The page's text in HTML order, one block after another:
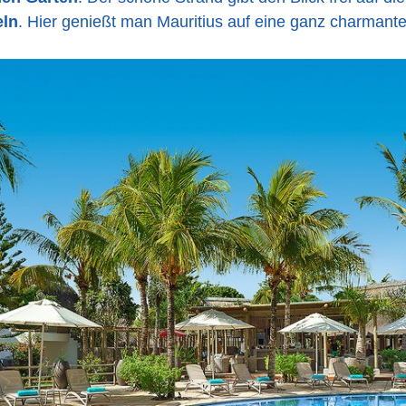
. Hier genießt man Mauritius auf eine ganz